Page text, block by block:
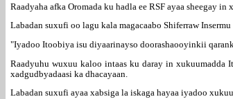
Raadyaha afka Oromada ku hadla ee RSF ayaa sheegay
Labadan suxufi oo lagu kala magacaabo Shiferraw
"Iyadoo Itoobiya isu diyaarinayso doorashaooyinkii
Raadyuhu wuxuu kaloo intaas ku daray in
xadgudbyadaasi ka dhacayaan.
Labadan suxufi ayaa xabsiga la iskaga hayaa iyadoo